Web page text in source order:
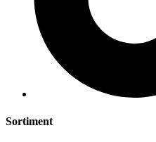
Sortiment